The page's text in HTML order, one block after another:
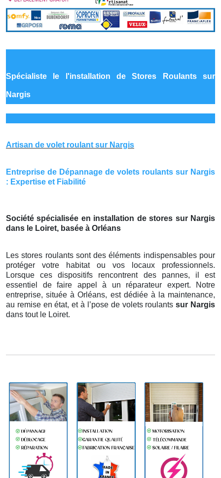
Spécialiste le l'installation de Stores Roulants sur
Nargis
Artisan de volet roulant sur Nargis
Entreprise de Dépannage de volets roulants sur Nargis
: Expertise et Fiabilité
Société spécialisée en installation de stores sur Nargis
dans le Loiret, basée à Orléans
Les stores roulants sont des éléments indispensables pour
protéger votre habitat ou vos locaux professionnels.
Lorsque ces dispositifs rencontrent des pannes, il est
essentiel de faire appel à un réparateur expert. Notre
entreprise, située à Orléans, est dédiée à la maintenance,
au remise en état, et à l’pose de volets roulantssur Nargis
dans tout le Loiret.